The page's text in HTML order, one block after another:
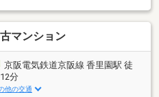
利な立地
マンション
京阪電気鉄道京阪線 香里園駅 徒
分
他の交通